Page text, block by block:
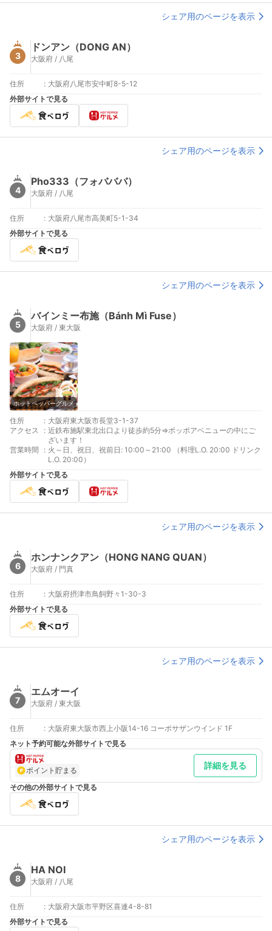
シェア用のページを表示
3
ドンアン（DONG AN）
大阪府 / 八尾
住所 : 大阪府八尾市安中町8-5-12
外部サイトで見る
シェア用のページを表示
4
Pho333（フォバババ）
大阪府 / 八尾
住所 : 大阪府八尾市高美町5-1-34
外部サイトで見る
シェア用のページを表示
5
バインミー布施（Bánh Mì Fuse）
大阪府 / 東大阪
ホットペッパーグルメ
住所 : 大阪府東大阪市長堂3-1-37
アクセス
: 近鉄布施駅東北出口より徒歩約5分⇒ポッポアベニューの中にご
ざいます！
営業時間
: 火～日、祝日、祝前日: 10:00～21:00 （料理L.O. 20:00 ドリンク
L.O. 20:00）
外部サイトで見る
シェア用のページを表示
6
ホンナンクアン（HONG NANG QUAN）
大阪府 / 門真
住所 : 大阪府摂津市鳥飼野々1-30-3
外部サイトで見る
シェア用のページを表示
7
エムオーイ
大阪府 / 東大阪
住所 : 大阪府東大阪市西上小阪14-16 コーポサザンウインド 1F
ネット予約可能な外部サイトで見る
ポイント貯まる 詳細を見る
その他の外部サイトで見る
シェア用のページを表示
8
HA NOI
大阪府 / 八尾
住所 : 大阪府大阪市平野区喜連4-8-81
外部サイトで見る